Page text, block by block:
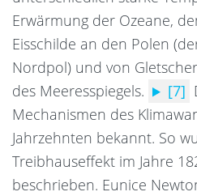
Erwärmung der Ozeane,
Eisschilde an den Polen
Nordpol) und von
des Meeresspiegels.
[7]
Mechanismen des
Jahrzehnten bekannt. So
Treibhauseffekt im Jahre
beschrieben. Eunice